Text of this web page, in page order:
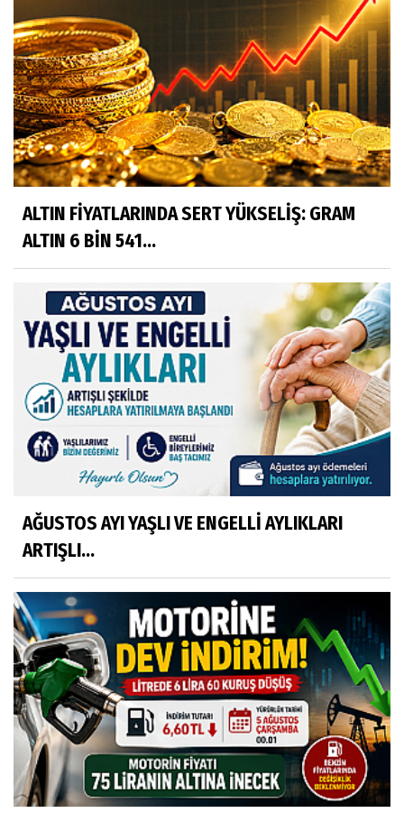
ALTIN FİYATLARINDA SERT YÜKSELİŞ: GRAM
ALTIN 6 BİN 541...
AĞUSTOS AYI YAŞLI VE ENGELLİ AYLIKLARI
ARTIŞLI...